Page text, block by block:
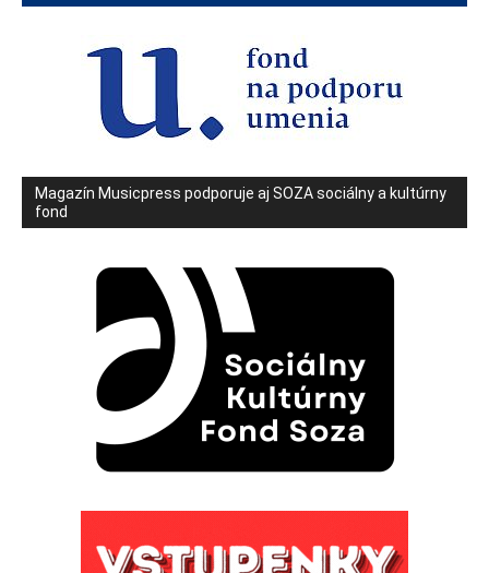
Magazín Musicpress podporuje aj SOZA sociálny a kultúrny
fond